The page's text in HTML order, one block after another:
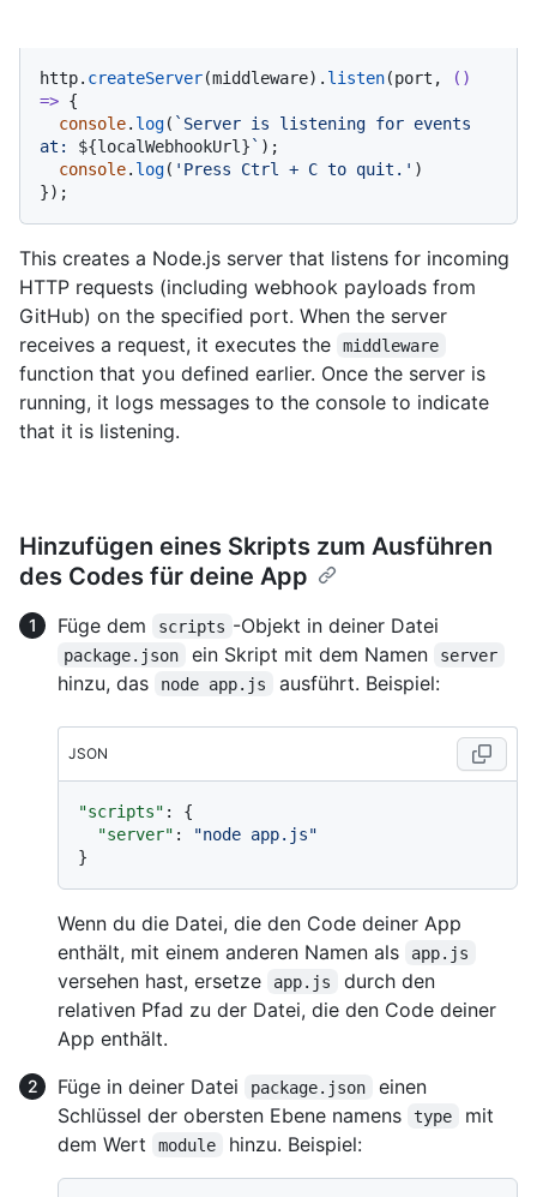
http. createServer(middleware). listen(port,
()
=> {
console. log( `Server is listening for events
at: ${localWebhookUrl} ` );
console. log( 'Press Ctrl + C to quit.' )
});
This creates a Node.js server that listens for incoming
HTTP requests (including webhook payloads from
GitHub) on the specified port. When the server
receives a request, it executes the
middleware
function that you defined earlier. Once the server is
running, it logs messages to the console to indicate
that it is listening.
Hinzufügen eines Skripts zum Ausführen
des Codes für deine App
Füge dem scripts -Objekt in deiner Datei
package.json ein Skript mit dem Namen server
hinzu, das node app.js ausführt. Beispiel:
JSON
"scripts" :
{
"server" :
"node app.js"
}
Wenn du die Datei, die den Code deiner App
enthält, mit einem anderen Namen als
app.js
versehen hast, ersetze app.js
durch den
relativen Pfad zu der Datei, die den Code deiner
App enthält.
Füge in deiner Datei
package.json
einen
Schlüssel der obersten Ebene namens
type
mit
dem Wert
module hinzu. Beispiel: